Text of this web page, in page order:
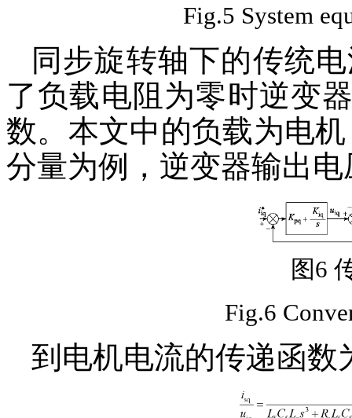
Fig.5 System
同步旋转轴下的传统
了负载电阻为零时逆变
数。本文中的负载为电
分量为例，逆变器输出电
图6
Fig.6
到电机电流的传递函数